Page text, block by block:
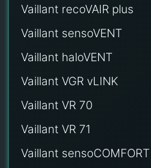
Vaillant recoVAIR plus
Vaillant sensoVENT
Vaillant haloVENT
Vaillant VGR vLINK
Vaillant VR 70
Vaillant VR 71
Vaillant